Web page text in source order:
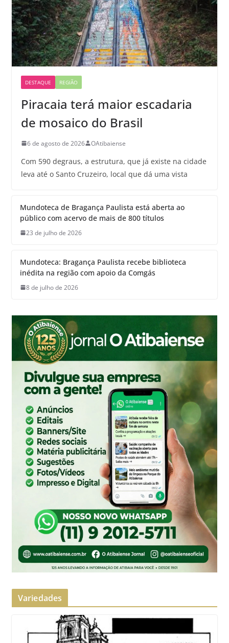
DESTAQUE REGIÃO
Piracaia terá maior escadaria
de mosaico do Brasil
6 de agosto de 2026 OAtibaiense
Com 590 degraus, a estrutura, que já existe na cidade
leva até o Santo Cruzeiro, local que dá uma vista
Mundoteca de Bragança Paulista está aberta ao
público com acervo de mais de 800 títulos
23 de julho de 2026
Mundoteca: Bragança Paulista recebe biblioteca
inédita na região com apoio da Comgás
8 de julho de 2026
Variedades